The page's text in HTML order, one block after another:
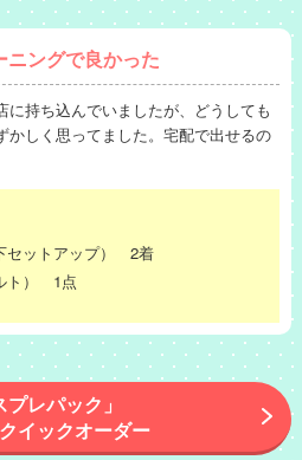
ニングで良かった
に持ち込んでいましたが、どうしても
かしく思ってました。宅配で出せるの
セットアップ） 2着
ト） 1点
プレパック」
イックオーダー